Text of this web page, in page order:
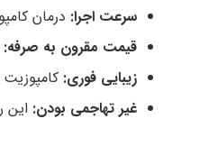
سرعت اجرا: درمان
قیمت مقرون به صرفه:
زیبایی فوری:
غیر تهاجمی بودن: این